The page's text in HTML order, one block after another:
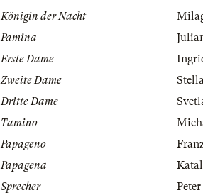
Königin der Nacht
Pamina
Erste Dame
Zweite Dame
Dritte Dame
Tamino
Papageno
Papagena
Sprecher